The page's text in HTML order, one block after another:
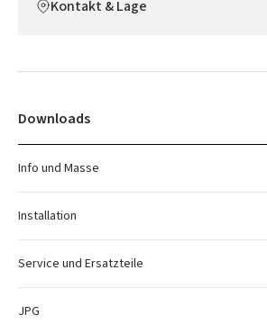
Kontakt & Lage
Downloads
Info und Masse
Installation
Service und Ersatzteile
JPG